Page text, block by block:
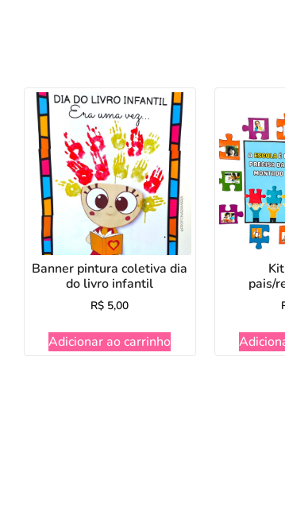
Banner pintura coletiva dia
do livro infantil
R$ 5,00
Adicionar ao carrinho
pais/